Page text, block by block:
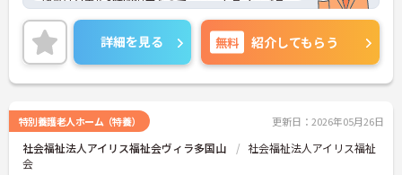
残業は月平均3時間程度なので、ワークライフバラ
ンスを保ちながらご勤務いただけます。また、勤務
日数は週1日～週5日で相談可能なので、無理なくご
勤務いただけます。
ご興味のある方には、面接対策ポイントなど、さら
に詳細をお話しいたしますのでお気軽にご相談くだ
詳細を見る 無料 紹介してもらう
特別養護老人ホーム（特養） 更新日：2026年05月26日
社会福祉法人アイリス福祉会ヴィラ多国山
社会福祉法人アイリス福祉
会